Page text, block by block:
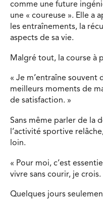
comme une future
une « coureuse ». Elle a
les entraînements, la
aspects de sa vie.
Malgré tout, la course à
« Je m’entraîne souvent
meilleurs moments de
de satisfaction. »
Sans même parler de la
l’activité sportive
loin.
« Pour moi, c’est
vivre sans courir, je crois.
Quelques jours